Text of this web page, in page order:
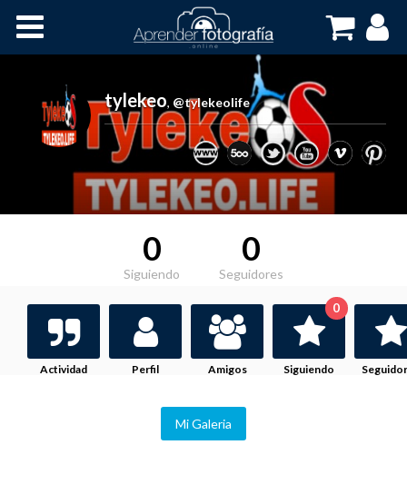
Cursos OnLine
tylekeo, @tylekeolife
0
Siguiendo
0
Seguidores
Actividad Perfil Amigos Siguiendo
0
Mi Galeria